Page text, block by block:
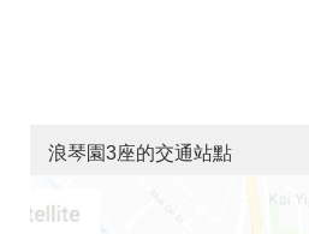
浪琴園3座的交通站點